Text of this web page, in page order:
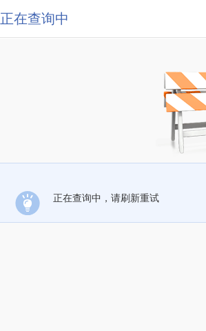
正在查询中
正在查询中，请刷新重试